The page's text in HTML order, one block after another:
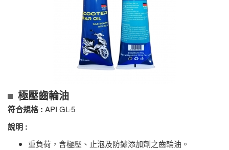
極壓齒輪油
符合規格 : API GL-5
說明 :
重負荷，含極壓、止泡及防鏽添加劑之齒輪油。